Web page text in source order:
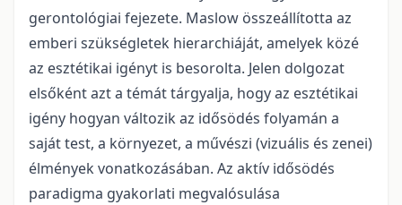
gerontológiai fejezete. Maslow összeállította az
emberi szükségletek hierarchiáját, amelyek közé
az esztétikai igényt is besorolta. Jelen dolgozat
elsőként azt a témát tárgyalja, hogy az esztétikai
igény hogyan változik az idősödés folyamán a
saját test, a környezet, a művészi (vizuális és zenei)
élmények vonatkozásában. Az aktív idősödés
paradigma gyakorlati megvalósulása